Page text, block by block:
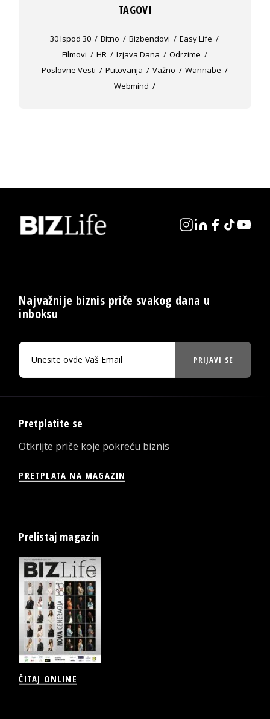
TAGOVI
30 Ispod 30 Bitno Bizbendovi
Easy Life
Filmovi
HR Izjava Dana
Odrzime
Poslovne Vesti
Putovanja Važno
Wannabe
Webmind
Najvažnije biznis priče svakog dana u
inboksu
PRIJAVI SE
Pretplatite se
Otkrijte priče koje pokreću biznis
PRETPLATA NA MAGAZIN
Prelistaj magazin
ČITAJ ONLINE